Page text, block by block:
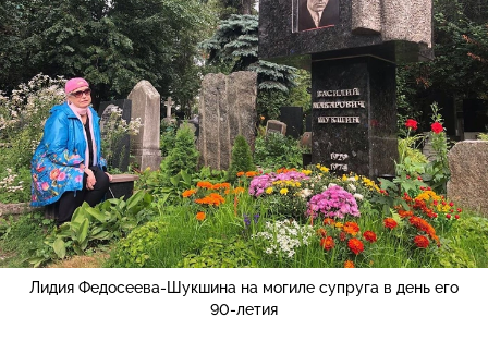
Лидия Федосеева-Шукшина на могиле супруга в день его
90-летия